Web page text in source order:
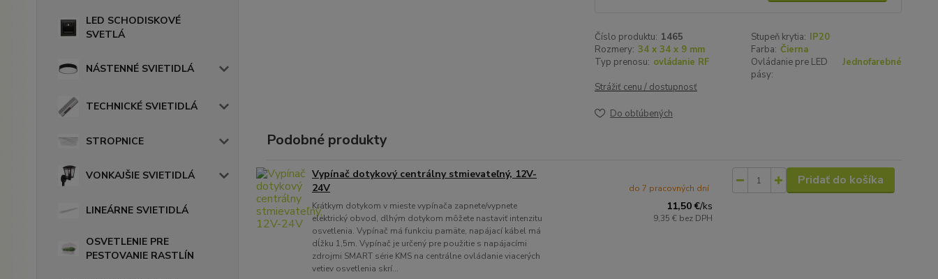
LED SCHODISKOVÉ
SVETLÁ
NÁSTENNÉ SVIETIDLÁ
TECHNICKÉ SVIETIDLÁ
STROPNICE
VONKAJŠIE SVIETIDLÁ
LINEÁRNE SVIETIDLÁ
OSVETLENIE PRE
PESTOVANIE RASTLÍN
Číslo produktu: 1465 Stupeň krytia: IP20
Rozmery: 34 x 34 x 9 mm Farba: Čierna
Typ prenosu: ovládanie RF
Ovládanie pre LED
pásy:
Jednofarebné
Strážiť cenu / dostupnosť
Do obľúbených
Podobné produkty
Vypínač dotykový centrálny stmievateľný, 12V-
24V
Krátkym dotykom v mieste vypínača zapnete/vypnete
elektrický obvod, dlhým dotykom môžete nastaviť intenzitu
osvetlenia. Vypínač má funkciu pamäte, napájací kábel má
dĺžku 1,5m. Vypínač je určený pre použitie s napájacími
zdrojmi SMART série KMS na centrálne ovládanie viacerých
vetiev osvetlenia skrí...
11,50 €/ks
9,35 € bez DPH
do 7 pracovných dní
Pridať do košíka